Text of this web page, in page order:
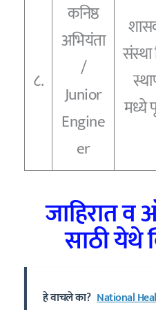
८.
कनिष्ठ
अभियंता
/
Junior
Engine
er
संस्था
मध्ये
जाहिरात व
साठी येथे
हे वाचले का? National